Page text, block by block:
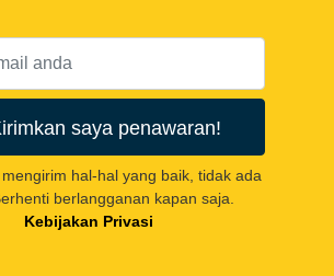
saya penawaran!
hal-hal yang baik, tidak ada
berlangganan kapan saja.
Kebijakan Privasi